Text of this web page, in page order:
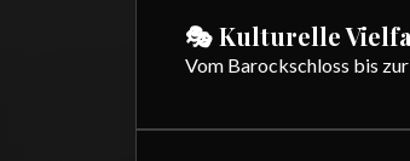
🎭 Kulturelle
Vom Barockschloss bis